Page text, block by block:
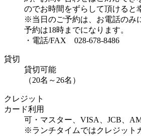
のでお時間をずらして頂けると
※当日のご予約は、お電話のみ
予約は18時までになります。
・電話/FAX 028-678-8486
貸切
貸切可能
（20名～26名）
クレジット
カード利用
可・マスター、VISA、JCB、
※ランチタイムではクレジット